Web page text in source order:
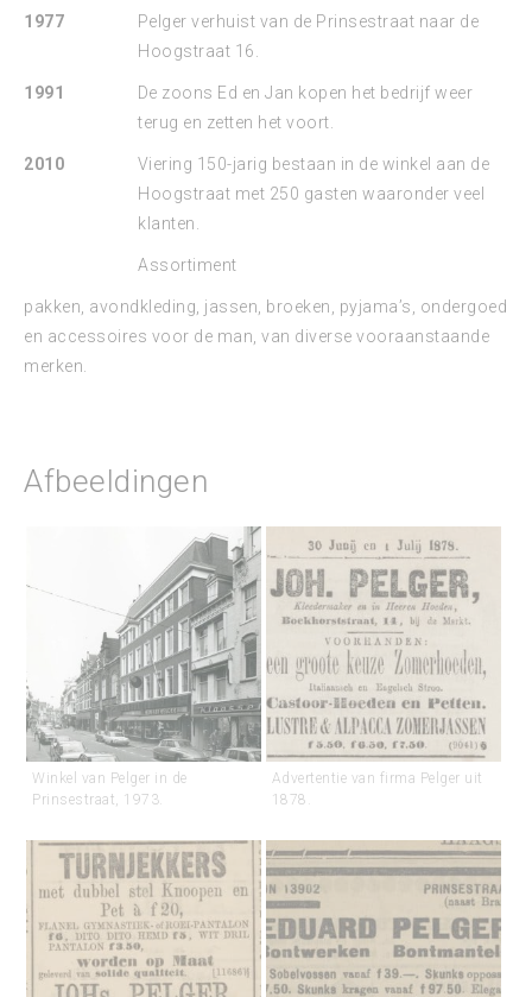
1977
Pelger verhuist van de Prinsestraat naar de
Hoogstraat 16.
1991
De zoons Ed en Jan kopen het bedrijf weer
terug en zetten het voort.
2010
Viering 150-jarig bestaan in de winkel aan de
Hoogstraat met 250 gasten waaronder veel
klanten.
Assortiment
pakken, avondkleding, jassen, broeken, pyjama’s, ondergoed
en accessoires voor de man, van diverse vooraanstaande
merken.
Afbeeldingen
Winkel van Pelger in de
Prinsestraat, 1973.
Advertentie van firma Pelger uit
1878.